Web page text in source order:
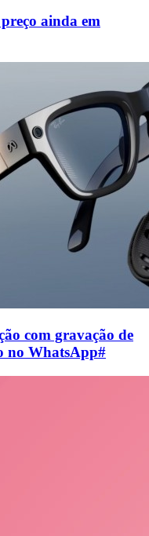
ainda em
com gravação de
no WhatsApp#